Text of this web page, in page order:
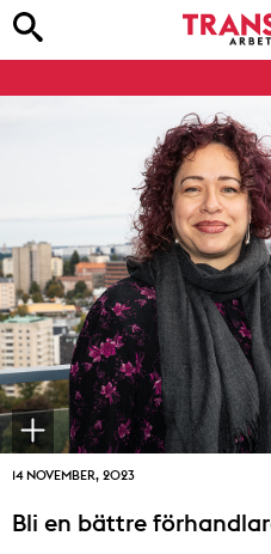
14 NOVEMBER, 2023
Bli en bättre